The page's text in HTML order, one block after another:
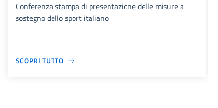
Conferenza stampa di presentazione delle misure a
sostegno dello sport italiano
SCOPRI TUTTO